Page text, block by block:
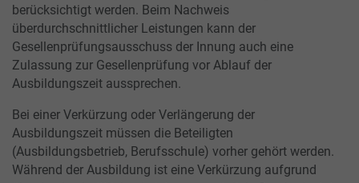
berücksichtigt werden. Beim Nachweis
überdurchschnittlicher Leistungen kann der
Gesellenprüfungsausschuss der Innung auch eine
Zulassung zur Gesellenprüfung vor Ablauf der
Ausbildungszeit aussprechen.
Bei einer Verkürzung oder Verlängerung der
Ausbildungszeit müssen die Beteiligten
(Ausbildungsbetrieb, Berufsschule) vorher gehört werden.
Während der Ausbildung ist eine Verkürzung aufgrund